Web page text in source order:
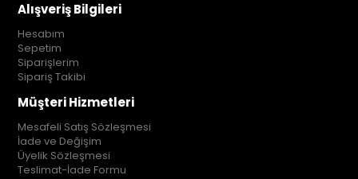
Alışveriş Bilgileri
Hesabım
Sepetim
Siparişlerim
Sipariş Takibi
Müşteri Hizmetleri
Mesafeli Satış Sözleşmesi
İade ve Değişim
Üyelik Sözleşmesi
Teslimat-İade Formu